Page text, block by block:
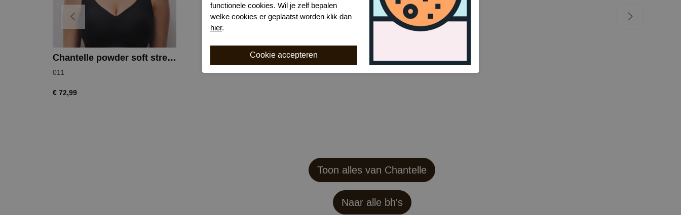
Chantelle powder soft strech bh
011
€ 72,99
Toon alles van Chantelle
Naar alle bh's
functionele cookies. Wil je zelf bepalen
welke cookies er geplaatst worden klik dan
hier.